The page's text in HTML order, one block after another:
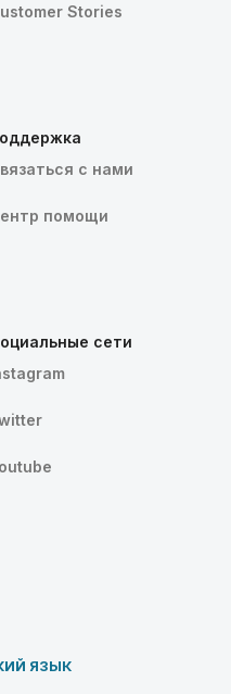
Stories
с нами
помощи
сети
ЯЗЫК